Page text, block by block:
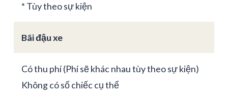
* Tùy theo sự kiện
Bãi đậu xe
Có thu phí (Phí sẽ khác nhau tùy theo sự kiện)
Không có số chiếc cụ thể